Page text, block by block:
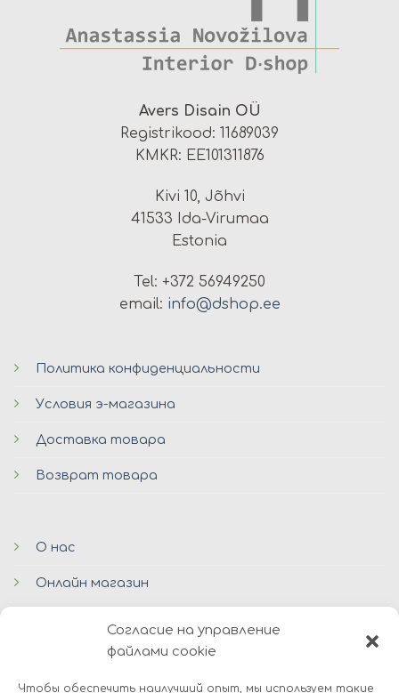
Согласие на управление
файлами cookie
Чтобы обеспечить наилучший опыт, мы используем такие
Avers Disain OÜ
Registrikood: 11689039
KMKR: EE101311876
Kivi 10, Jõhvi
41533 Ida-Virumaa
Estonia
Tel: +372 56949250
email: info@dshop.ee
Политика конфиденциальности
Условия э-магазина
Доставка товара
Возврат товара
О нас
Онлайн магазин
Контакты